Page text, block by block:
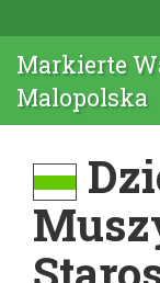
Markierte
Malopolska